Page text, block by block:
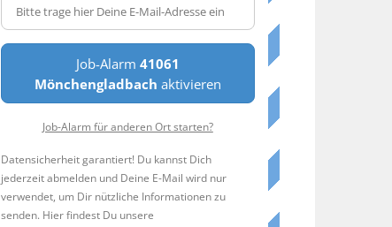
Job-Alarm 41061
Mönchengladbach aktivieren
Job-Alarm für anderen Ort starten?
Datensicherheit garantiert! Du kannst Dich
jederzeit abmelden und Deine E-Mail wird nur
verwendet, um Dir nützliche Informationen zu
senden. Hier findest Du unsere